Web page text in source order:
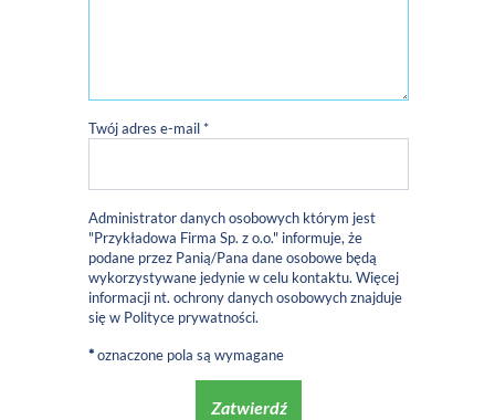
Twój adres e-mail *
Administrator danych osobowych którym jest
"Przykładowa Firma Sp. z o.o." informuje, że
podane przez Panią/Pana dane osobowe będą
wykorzystywane jedynie w celu kontaktu. Więcej
informacji nt. ochrony danych osobowych znajduje
się w Polityce prywatności.
*oznaczone pola są wymagane
Zatwierdź